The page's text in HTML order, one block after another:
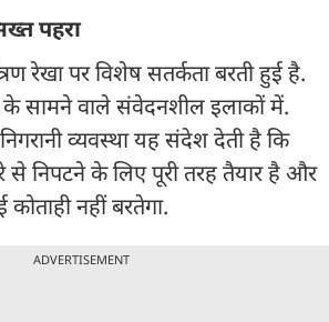
पहरा
रेखा पर विशेष सतर्कता बरती हुई है.
सामने वाले संवेदनशील इलाकों में.
व्यवस्था यह संदेश देती है कि
से निपटने के लिए पूरी तरह तैयार है और
कोताही नहीं बरतेगा.
ADVERTISEMENT